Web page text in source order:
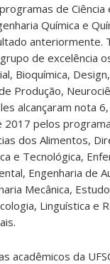
de Ciência
Química e
anteriormente.
de excelência
Bioquímica,
Produção,
alcançaram nota
2017 pelos
dos Alimentos,
e Tecnológica,
Engenharia de
Mecânica,
Linguística e
acadêmicos da